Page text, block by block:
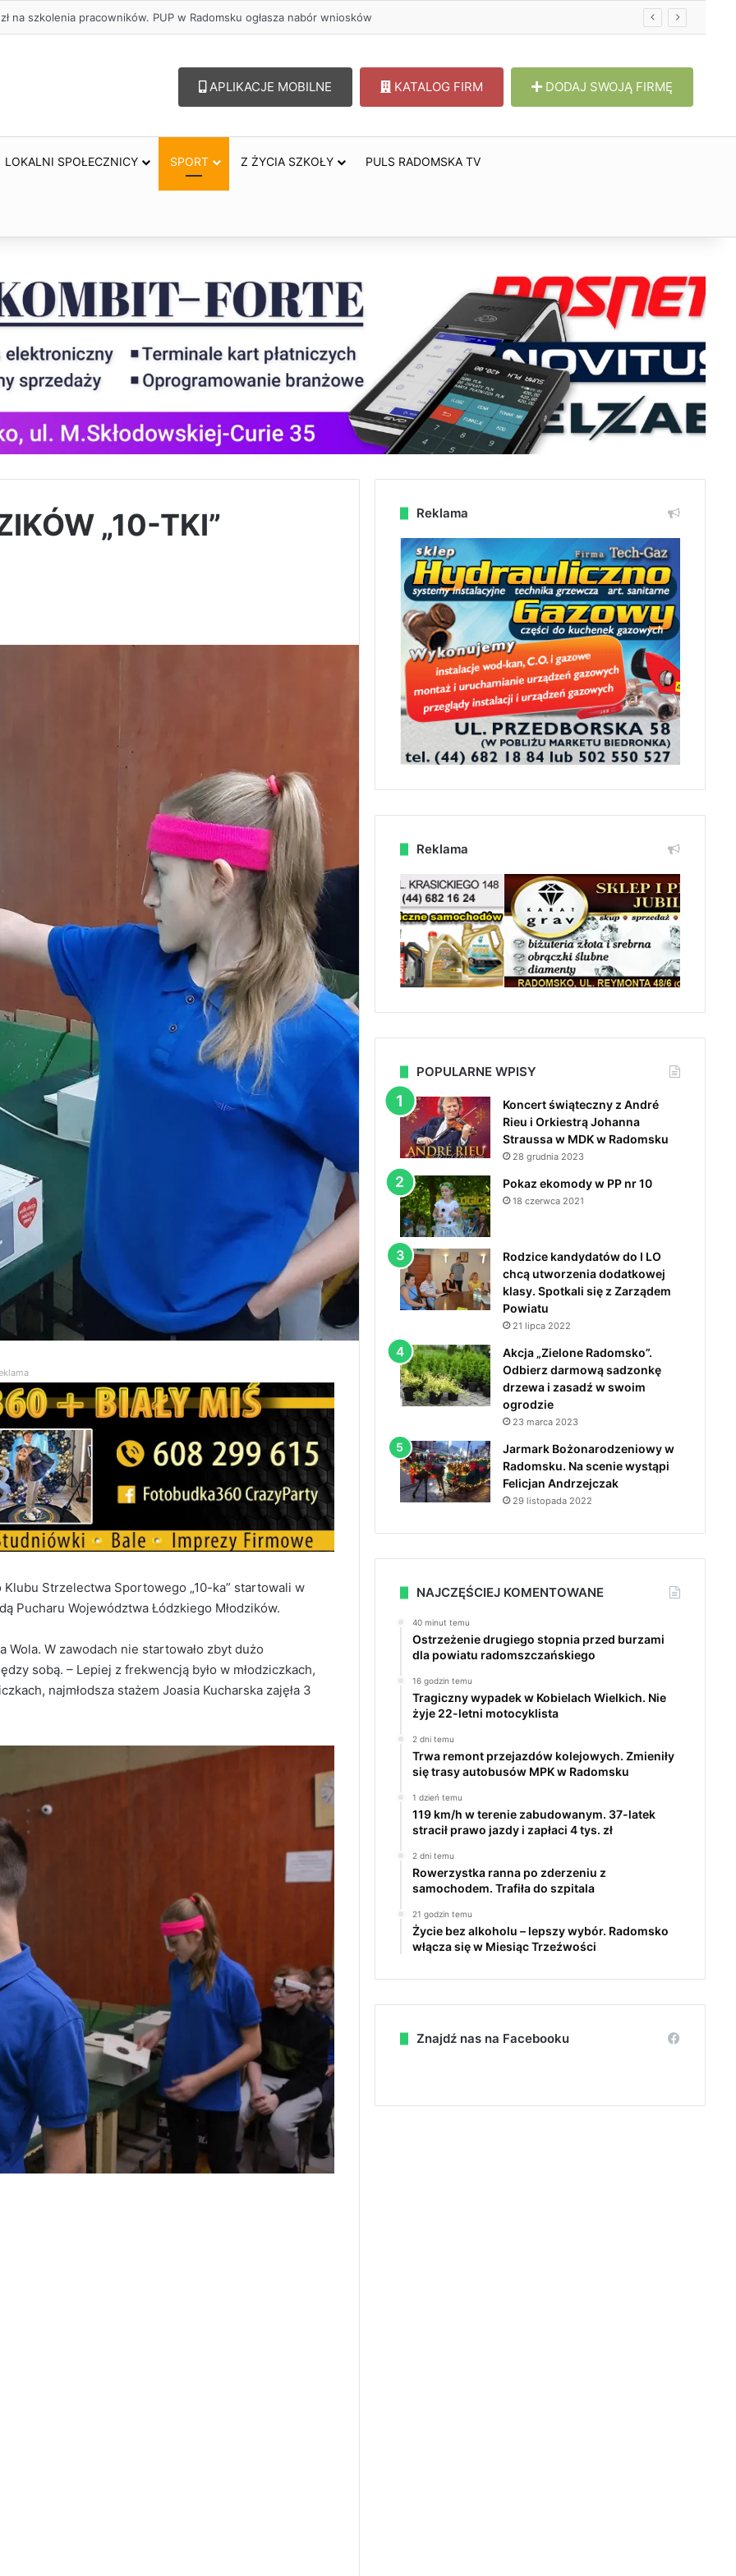
– lepszy wybór. Radomsko włącza się w Miesiąc Trzeźwości
APLIKACJE MOBILNE KATALOG FIRM DODAJ SWOJĄ FIRMĘ
LOKALNI SPOŁECZNICY SPORT Z ŻYCIA SZKOŁY PULS RADOMSKA TV
„10-TKI”
Strzelectwa Sportowego „10-ka” startowali w
Pucharu Województwa Łódzkiego Młodzików.
Wola. W zawodach nie startowało zbyt dużo
sobą. – Lepiej z frekwencją było w młodziczkach,
najmłodsza stażem Joasia Kucharska zajęła 3
Reklama
Reklama
POPULARNE WPISY
Koncert świąteczny z André
Rieu i Orkiestrą Johanna
Straussa w MDK w Radomsku
28 grudnia 2023
Pokaz ekomody w PP nr 10
18 czerwca 2021
Rodzice kandydatów do I LO
chcą utworzenia dodatkowej
klasy. Spotkali się z Zarządem
Powiatu
21 lipca 2022
Akcja „Zielone Radomsko”.
Odbierz darmową sadzonkę
drzewa i zasadź w swoim
ogrodzie
23 marca 2023
Jarmark Bożonarodzeniowy w
Radomsku. Na scenie wystąpi
Felicjan Andrzejczak
29 listopada 2022
NAJCZĘŚCIEJ KOMENTOWANE
40 minut temu
Ostrzeżenie drugiego stopnia przed burzami
dla powiatu radomszczańskiego
16 godzin temu
Tragiczny wypadek w Kobielach Wielkich. Nie
żyje 22-letni motocyklista
2 dni temu
Trwa remont przejazdów kolejowych. Zmieniły
się trasy autobusów MPK w Radomsku
1 dzień temu
119 km/h w terenie zabudowanym. 37-latek
stracił prawo jazdy i zapłaci 4 tys. zł
2 dni temu
Rowerzystka ranna po zderzeniu z
samochodem. Trafiła do szpitala
21 godzin temu
Życie bez alkoholu – lepszy wybór. Radomsko
włącza się w Miesiąc Trzeźwości
Znajdź nas na Facebooku